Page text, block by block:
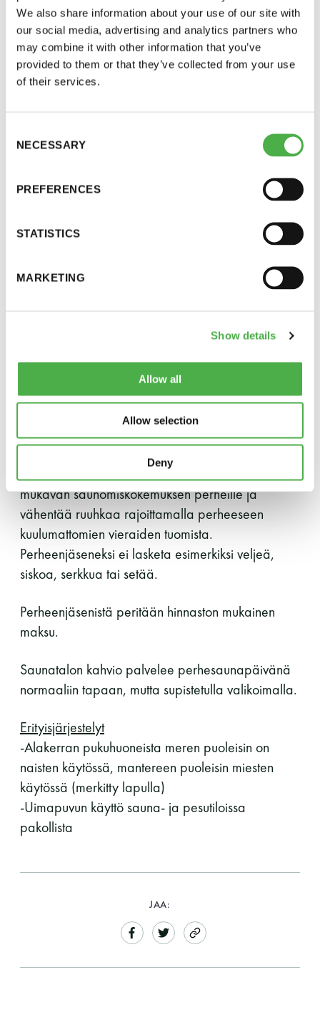
We also share information about your use of our site with
our social media, advertising and analytics partners who
may combine it with other information that you’ve
provided to them or that they’ve collected from your use
of their services.
Selection
NECESSARY
PREFERENCES
STATISTICS
MARKETING
Show details
Allow all
Allow selection
Deny
Y-tunnus: 0116872-9
Tietosuojaseloste
saunomistapoja, joiden perustana on toisten
saunakulttuuria ja pyrkii kehittämään suomalaista
saakka.
Syksyn perhesaunapäivän ajankohta sunnuntai
30.10.
Perhesauna järjestetään sunnuntaina 30.10. kello
Perhesaunapäivä on sekasaunapäivä, jolloin
Saunatalolla liikutaan ja saunotaan uimapuvut
päällä.
Seuran jäsen voi tuoda perhesaunaan mukanaan
perheenjäsenensä eli puolisonsa, lapsensa, tai
lapseksi lasketaan myös avopuolison lapset.
ottaa perheenjäsenensä mukaansa. Kyseisenä
Mukaan jäsen voi tuoda vieraakseen vain
perheenjäsenensä. Suuren suosion vuoksi
perhesaunapäivään ei voi tuoda vieraaksi muita
kuin perheenjäseniä. Tahdomme varmistaa
mukavan saunomiskokemuksen perheille ja
vähentää ruuhkaa rajoittamalla perheeseen
kuulumattomien vieraiden tuomista.
Perheenjäseneksi ei lasketa esimerkiksi veljeä,
siskoa, serkkua tai setää.
Perheenjäsenistä peritään hinnaston mukainen
maksu.
Saunatalon kahvio palvelee perhesaunapäivänä
normaaliin tapaan, mutta supistetulla valikoimalla.
Erityisjärjestelyt
-Alakerran pukuhuoneista meren puoleisin on
naisten käytössä, mantereen puoleisin miesten
käytössä (merkitty lapulla)
-Uimapuvun käyttö sauna- ja pesutiloissa
pakollista
JAA: